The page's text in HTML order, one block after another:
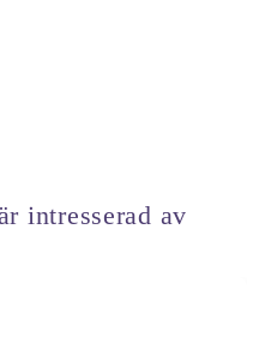
intresserad av